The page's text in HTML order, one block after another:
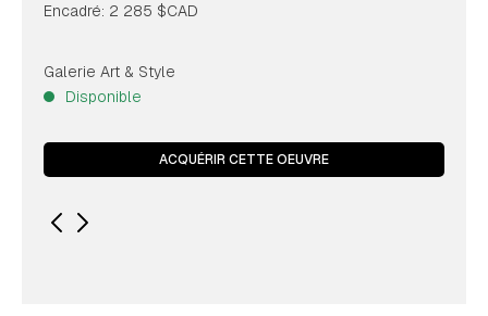
Encadré: 2 285 $CAD
Galerie Art & Style
Disponible
ACQUÉRIR CETTE OEUVRE